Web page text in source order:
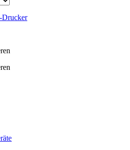
Drucker